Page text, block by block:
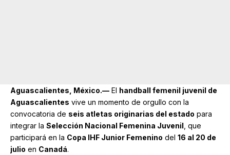
Aguascalientes, México.— El handball femenil juvenil de
Aguascalientes vive un momento de orgullo con la
convocatoria de seis atletas originarias del estado para
integrar la Selección Nacional Femenina Juvenil , que
participará en la Copa IHF Junior Femenino del 16 al 20 de
julio en Canadá.